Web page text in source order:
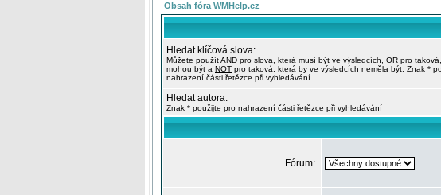
Obsah fóra WMHelp.cz
Hledat klíčová slova:
Můžete použítAND pro slova, která musí být ve výsledcích, OR pro
mohou být a NOT pro taková, která by ve výsledcích neměla být. Znak *
nahrazení části řetězce při vyhledávání.
Hledat autora:
Znak * použijte pro nahrazení části řetězce při vyhledávání
Fórum: